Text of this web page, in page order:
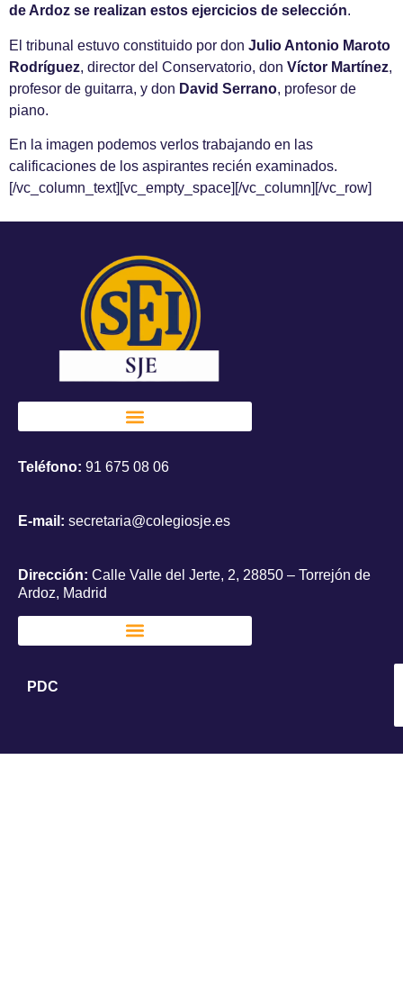
de Ardoz se realizan estos ejercicios de selección.
El tribunal estuvo constituido por don Julio Antonio Maroto
Rodríguez, director del Conservatorio, don Víctor Martínez,
profesor de guitarra, y don David Serrano, profesor de
piano.
En la imagen podemos verlos trabajando en las
calificaciones de los aspirantes recién examinados.
[/vc_column_text][vc_empty_space][/vc_column][/vc_row]
Teléfono: 91 675 08 06
E-mail: secretaria@colegiosje.es
Dirección: Calle Valle del Jerte, 2, 28850 – Torrejón de
Ardoz, Madrid
PDC